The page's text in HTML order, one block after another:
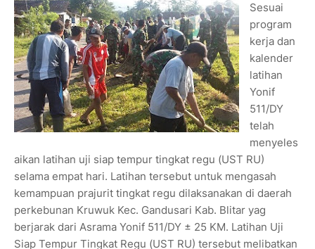
Sesuai
program
kerja dan
kalender
latihan
Yonif
511/DY
telah
menyeles
aikan latihan uji siap tempur tingkat regu (UST RU)
selama empat hari. Latihan tersebut untuk mengasah
kemampuan prajurit tingkat regu dilaksanakan di daerah
perkebunan Kruwuk Kec. Gandusari Kab. Blitar yag
berjarak dari Asrama Yonif 511/DY ± 25 KM. Latihan Uji
Siap Tempur Tingkat Regu (UST RU) tersebut melibatkan